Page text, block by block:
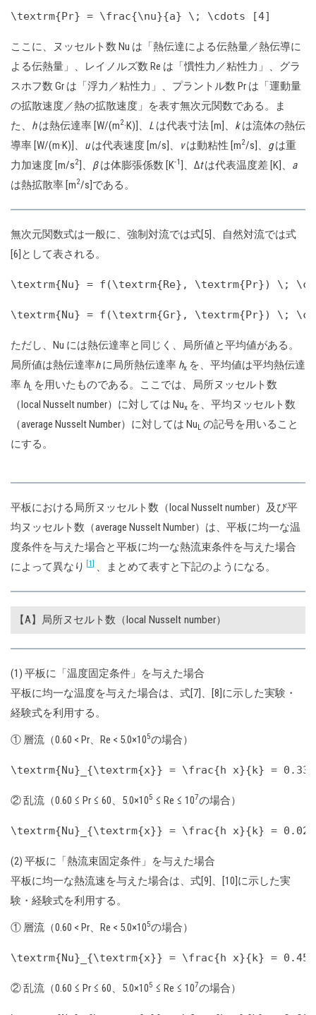
\textrm{Pr} = \frac{\nu}{a} \; \cdots [4]
ここに、ヌッセルト数 Nu は「熱伝達による伝熱量／熱伝導に
よる伝熱量」、レイノルズ数 Re は「慣性力／粘性力」、グラ
スホフ数 Gr は「浮力／粘性力」、プラントル数 Pr は「運動量
の拡散速度／熱の拡散速度」を表す無次元関数である。ま
た、 hは熱伝達率 [W/(m2·K)]、 L は代表寸法 [m]、 kは流体の熱伝
導率 [W/(m·K)]、 uは代表速度 [m/s]、 νは動粘性 [m2/s]、 gは重
力加速度 [m/s2]、 βは体膨張係数 [K-1]、Δtは代表温度差 [K]、 a
は熱拡散率 [m2/s]である。
無次元関数式は一般に、強制対流では式[5]、自然対流では式
[6]として表される。
\textrm{Nu} = f(\textrm{Re}, \textrm{Pr}) \;
\textrm{Nu} = f(\textrm{Gr}, \textrm{Pr}) \;
ただし、Nu には熱伝達率と同じく、局所値と平均値がある。
局所値は熱伝達率hに局所熱伝達率 hx を、平均値は平均熱伝達
率 hL を用いたものである。ここでは、局所ヌッセルト数
（local Nusselt number）に対しては Nux を、平均ヌッセルト数
（average Nusselt Number）に対しては NuL の記号を用いること
にする。
平板における局所ヌッセルト数（local Nusselt number）及び平
均ヌッセルト数（average Nusselt Number）は、平板に均一な温
度条件を与えた場合と平板に均一な熱流束条件を与えた場合
によって異なり
1 、まとめて表すと下記のようになる。
【A】局所ヌセルト数（local Nusselt number）
(1) 平板に「温度固定条件」を与えた場合
平板に均一な温度を与えた場合は、式[7]、[8]に示した実験・
経験式を利用する。
① 層流（0.60 < Pr、Re < 5.0×105の場合）
② 乱流（0.60 ≤ Pr ≤ 60、5.0×105 ≤ Re ≤ 107の場合）
(2) 平板に「熱流束固定条件」を与えた場合
平板に均一な熱流速を与えた場合は、式[9]、[10]に示した実
験・経験式を利用する。
① 層流（0.60 < Pr、Re < 5.0×105の場合）
② 乱流（0.60 ≤ Pr ≤ 60、5.0×105 ≤ Re ≤ 107の場合）